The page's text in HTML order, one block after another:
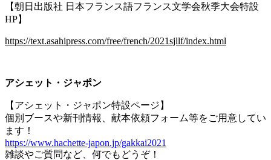
【朝日出版社 日本フランス語フランス文学会秋季大会特設
HP】
https://text.asahipress.com/free/french/2021sjllf/index.html
アシェット・ジャポン
【アシェット・ジャポン特設ページ】
個別ブースや新刊情報、献本依頼フォーム等をご用意してい
ます！
https://www.hachette-japon.jp/gakkai2021
雑談やご質問など、何でもどうぞ！